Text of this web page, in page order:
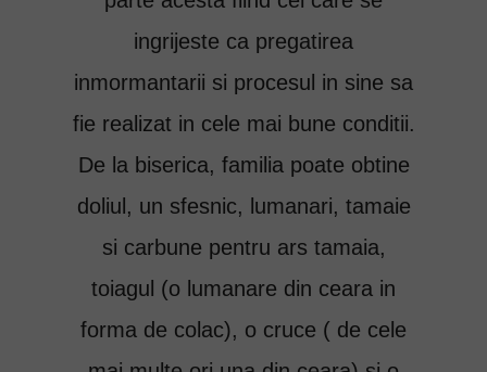
ingrijeste ca pregatirea
inmormantarii si procesul in sine sa
fie realizat in cele mai bune conditii.
De la biserica, familia poate obtine
doliul, un sfesnic, lumanari, tamaie
si carbune pentru ars tamaia,
toiagul (o lumanare din ceara in
forma de colac), o cruce ( de cele